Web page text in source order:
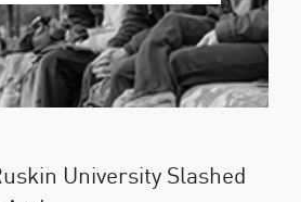
University Slashed